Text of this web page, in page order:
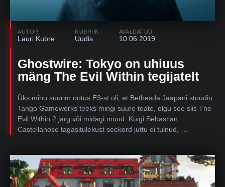
AUTOR
Lauri Kubre
RUBRIIK
Uudis
AVALDATUD
10.06.2019
Ghostwire: Tokyo on uhiuus
mäng The Evil Within tegijatelt
Üks minu suurim ootus E3-st oli, et Bethesda Jaapani stuudio
Tango Gameworks teeks mingi suure teate, olgu see siis The
Evil Within 2 järg või midagi muud. Kuigi Sebastian
Castellanose tagasitulekust seekord juttu ei tulnud, …